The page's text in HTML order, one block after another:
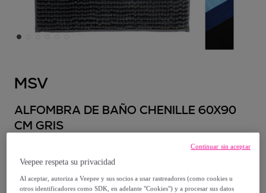
MSV
ALFOMBRA DE BAÑO CHENILLE 60X90
CM GRIS
22, €
Veepee respeta su privacidad
Al aceptar, autoriza a Veepee y sus socios a usar rastreadores (como cookies u
otros identificadores como SDK, en adelante "Cookies") y a procesar sus datos
Continuar sin aceptar